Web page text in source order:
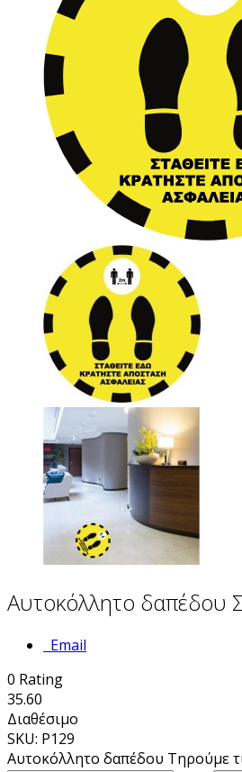
Αυτοκόλλητο δαπέδου
Email
0 Rating
35.60
Διαθέσιμο
SKU: P129
Αυτοκόλλητο δαπέδου Τηρούμε